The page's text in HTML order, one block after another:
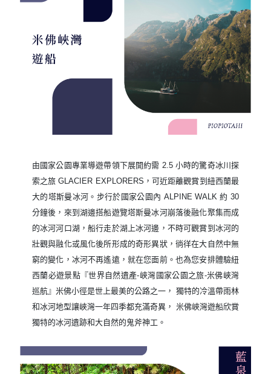
由國家公園專業導遊帶領下展開約需 2.5 小時的驚奇冰川探
索之旅 GLACIER EXPLORERS，可近距離觀賞到紐西蘭最
大的塔斯曼冰河。步行於國家公園內 ALPINE WALK 約 30
分鐘後，來到湖邊搭船遊覽塔斯曼冰河崩落後融化聚集而成
的冰河河口湖，船行走於湖上冰河邊，不時可觀賞到冰河的
壯觀與融化或風化後所形成的奇形異狀，徜徉在大自然中無
窮的變化，冰河不再遙遠，就在您面前。也為您安排體驗紐
西蘭必遊景點『世界自然遺產-峽灣國家公園之旅-米佛峽灣
巡航』米佛小徑是世上最美的公路之一， 獨特的冷溫帶雨林
和冰河地型讓峽灣一年四季都充滿奇異， 米佛峽灣遊船欣賞
獨特的冰河遺跡和大自然的鬼斧神工。